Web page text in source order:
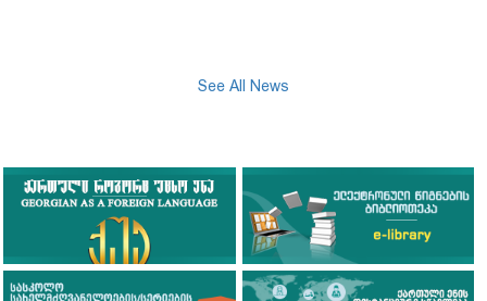
See All News